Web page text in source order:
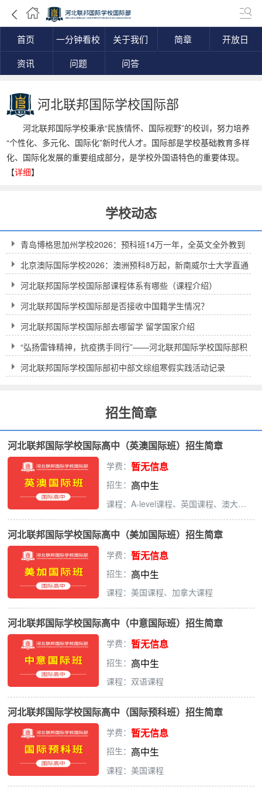
首页 一分钟看校 关于我们 简章
开放日
资讯
问题 问答
河北联邦国际学校国际部
河北联邦国际学校秉承“民族情怀、国际视野”的校训，努力培养
“个性化、多元化、国际化”新时代人才。国际部是学校基础教育多样
化、国际化发展的重要组成部分，是学校外国语特色的重要体现。
【详细】
学校动态
青岛博格思加州学校2026：预科班14万一年，全英文全外教到
底值不值得？
北京澳际国际学校2026：澳洲预科8万起，新南威尔士大学直通
车到底靠不靠谱？
河北联邦国际学校国际部课程体系有哪些（课程介绍）
河北联邦国际学校国际部是否接收中国籍学生情况？
河北联邦国际学校国际部去哪留学 留学国家介绍
“弘扬雷锋精神，抗疫携手同行”——河北联邦国际学校国际部积
极开展学历雷锋主题活动
河北联邦国际学校国际部初中部文综组寒假实践活动记录
招生简章
河北联邦国际学校国际高中（英澳国际班）招生简章
学费： 暂无信息
招生： 高中生
课程：A-level课程、英国课程、澳大利亚课程
河北联邦国际学校国际高中（美加国际班）招生简章
学费： 暂无信息
招生： 高中生
课程：美国课程、加拿大课程
河北联邦国际学校国际高中（中意国际班）招生简章
学费： 暂无信息
招生： 高中生
课程：双语课程
河北联邦国际学校国际高中（国际预科班）招生简章
学费： 暂无信息
招生： 高中生
课程：美国课程